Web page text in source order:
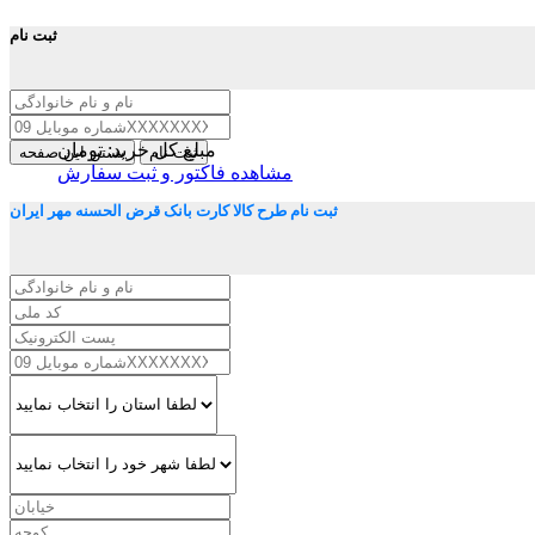
ثبت نام
بستن این صفحه ثبت نام
ثبت نام طرح کالا کارت بانک قرض الحسنه مهر ایران
مبلغ کل خرید: تومان
مشاهده فاکتور و ثبت سفارش